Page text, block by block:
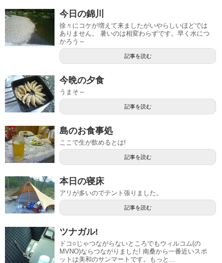
今日の錦川
徐々にコケが増えて来ましたがいやらしいほどでは
ありません。 暑いのは相変わらずです。早く水につ
かろう～
記事を読む
今晩の夕食
うまそ～
記事を読む
島のお食事処
ここで生が飲めるとは!
記事を読む
本日の寝床
アリが多いのでテント張りました。
記事を読む
ツナガル!
ドコ○じゃつながらないところでもウィルコム(の
MVNO)ならつながりました! 南桑から一番近いスポ
ットは美和のサンマートです。もっと...